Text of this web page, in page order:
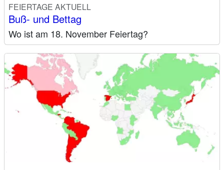
FEIERTAGE AKTUELL
Buß- und Bettag
Wo ist am 18. November Feiertag?